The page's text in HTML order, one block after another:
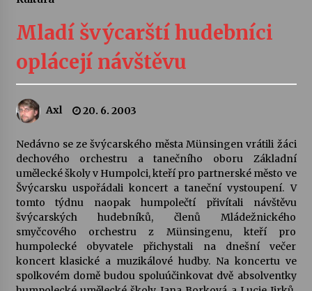
Vernisáž výstavy Josefíny Duškové: Stávám se
kapkou
Veselí muzikanti
Pozvánka na integrační festival Quijotova
šedesátka: 28. 7.–1. 8. 2026
28. 7. 2026
Letní koncerty ve Stromovce: Kolchoz a
Jenakaši
28. 7. 2026
Mladí švýcarští hudebníci
oplácejí návštěvu
Axl 20. 6. 2003
Nedávno se ze švýcarského města Münsingen vrátili žáci
dechového orchestru a tanečního oboru Základní
umělecké školy v Humpolci, kteří pro partnerské město ve
Švýcarsku uspořádali koncert a taneční vystoupení. V
tomto týdnu naopak humpolečtí přivítali návštěvu
švýcarských hudebníků, členů Mládežnického
smyčcového orchestru z Münsingenu, kteří pro
humpolecké obyvatele přichystali na dnešní večer
koncert klasické a muzikálové hudby. Na koncertu ve
spolkovém domě budou spoluúčinkovat dvě absolventky